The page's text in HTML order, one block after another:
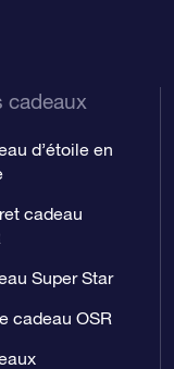
cadeaux
d’étoile en
cadeau
Super Star
cadeau OSR